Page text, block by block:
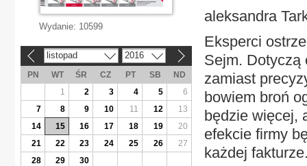
aleksandra
Eksperci
Sejm. Dotyczą
zamiast
bowiem broń
będzie więcej,
efekcie firmy
każdej
Wydanie: 10599
listopad 2016
PN WT ŚR CZ PT SB
ND
1
2 3 4 5
6
7
8 9 10 11 12
13
14
15 16 17 18 19
20
21
22 23 24 25 26
27
28
29 30